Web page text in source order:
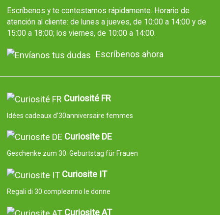
Escríbenos y te contestamos rápidamente. Horario de
atención al cliente: de lunes a jueves, de 10:00 a 14:00 y de
15:00 a 18:00; los viernes, de 10:00 a 14:00.
Escríbenos ahora
Curiosité FR
Idées cadeaux d’30anniversaire femmes
Curiosite DE
Geschenke zum 30. Geburtstag für Frauen
Curiosite IT
Regali di 30 compleanno le donne
Curiosite AT